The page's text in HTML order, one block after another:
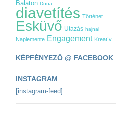
Balaton Duna
diavetítés Történet
Esküvő Utazás hajnal
Naplemente Engagement Kreatív
KÉPFÉNYEZŐ @ FACEBOOK
INSTAGRAM
[instagram-feed]